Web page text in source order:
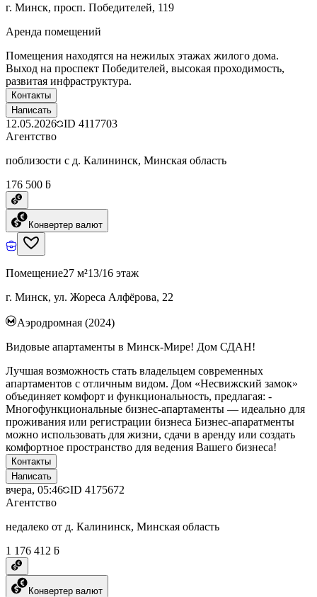
г. Минск, просп. Победителей, 119
Аренда помещений
Помещения находятся на нежилых этажах жилого дома.
Выход на проспект Победителей, высокая проходимость,
развитая инфраструктура.
Контакты
Написать
12.05.2026 ID 4117703
Агентство
поблизости с д. Калининск, Минская область
176 500 ƃ
Конвертер валют
Помещение27 м²13/16 этаж
г. Минск, ул. Жореса Алфёрова, 22
Аэродромная (2024)
Видовые апартаменты в Минск-Мире! Дом СДАН!
Лучшая возможность стать владельцем современных
апартаментов с отличным видом. Дом «Несвижский замок»
объединяет комфорт и функциональность, предлагая: -
Многофункциональные бизнес-апартаменты — идеально для
проживания или регистрации бизнеса Бизнес-апаратменты
можно использовать для жизни, сдачи в аренду или создать
комфортное пространство для ведения Вашего бизнеса!
Контакты
Написать
вчера, 05:46 ID 4175672
Агентство
недалеко от д. Калининск, Минская область
1 176 412 ƃ
Конвертер валют